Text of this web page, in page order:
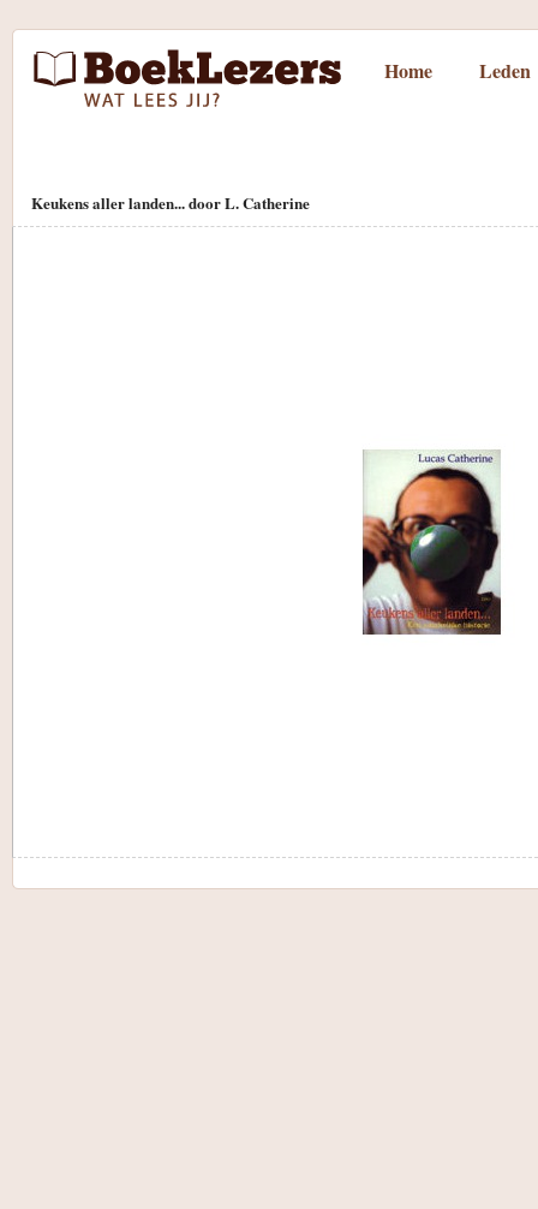
Home Leden
Keukens aller landen... door L. Catherine